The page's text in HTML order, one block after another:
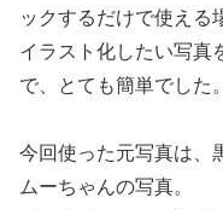
ックするだけで使える
イラスト化したい写真
で、とても簡単でした。
今回使った元写真は、
ムーちゃんの写真。